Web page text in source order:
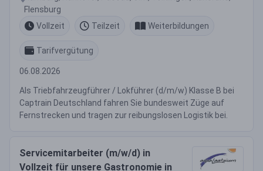
Flensburg
Vollzeit
Teilzeit Weiterbildungen
Tarifvergütung
06.08.2026
Als Triebfahrzeugführer / Lokführer (d/m/w) Klasse B bei
Captrain Deutschland fahren Sie bundesweit Züge auf
Fernstrecken und tragen zur reibungslosen Logistik bei.
Servicemitarbeiter (m/w/d) in
Vollzeit für unsere Gastronomie in